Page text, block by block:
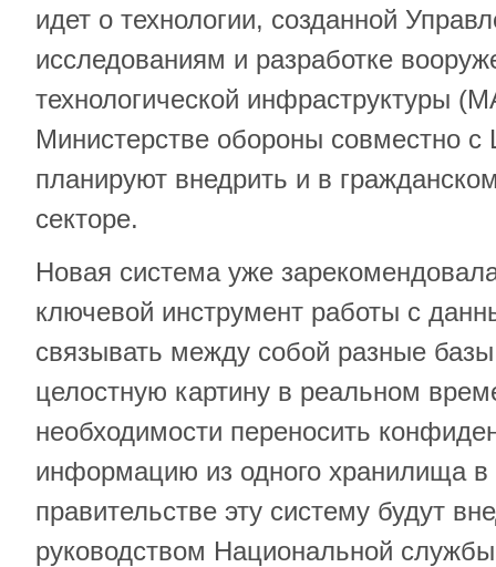
идет о технологии, созданной
исследованиям и разработке
технологической инфраструктуры
Министерстве обороны совместно
планируют внедрить и в
секторе.
Новая система уже
ключевой инструмент работы с
связывать между собой разные
целостную картину в реальном
необходимости переносить
информацию из одного хранилища в
правительстве эту систему будут
руководством Национальной